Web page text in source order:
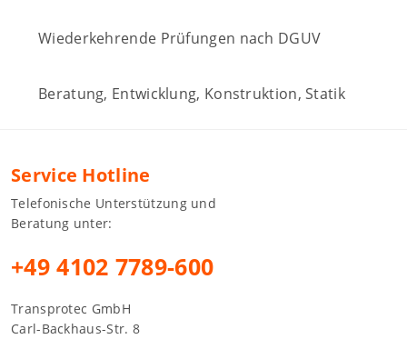
Wiederkehrende Prüfungen nach DGUV
Beratung, Entwicklung, Konstruktion, Statik
Service Hotline
Telefonische Unterstützung und
Beratung unter:
+49 4102 7789-600
Transprotec GmbH
Carl-Backhaus-Str. 8